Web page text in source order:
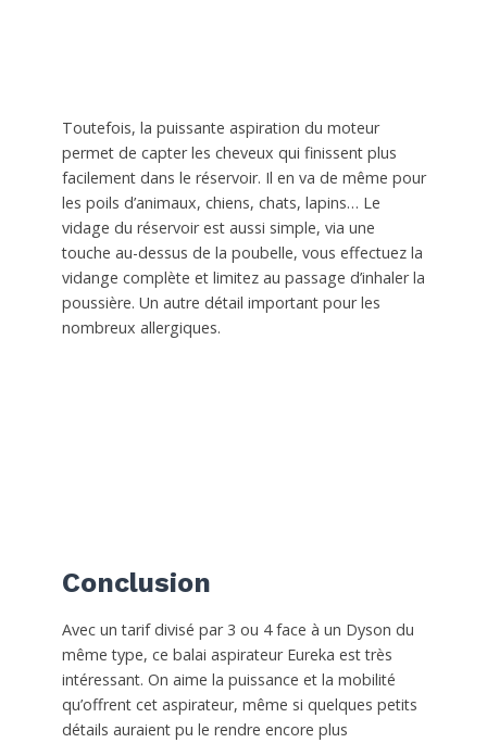
Toutefois, la puissante aspiration du moteur
permet de capter les cheveux qui finissent plus
facilement dans le réservoir. Il en va de même pour
les poils d’animaux, chiens, chats, lapins… Le
vidage du réservoir est aussi simple, via une
touche au-dessus de la poubelle, vous effectuez la
vidange complète et limitez au passage d’inhaler la
poussière. Un autre détail important pour les
nombreux allergiques.
Conclusion
Avec un tarif divisé par 3 ou 4 face à un Dyson du
même type, ce balai aspirateur Eureka est très
intéressant. On aime la puissance et la mobilité
qu’offrent cet aspirateur, même si quelques petits
détails auraient pu le rendre encore plus